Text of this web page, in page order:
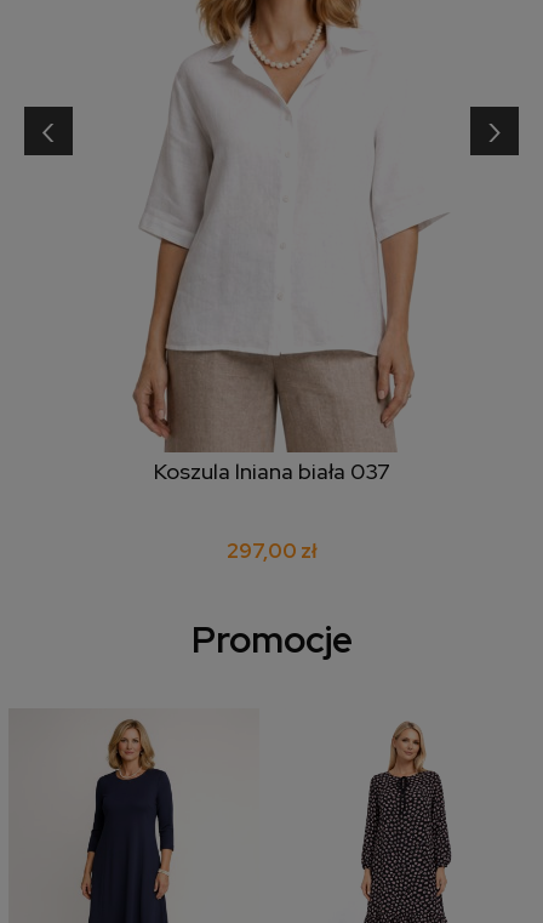
Koszula lniana biała 037
297,00 zł
‹ ›
Promocje